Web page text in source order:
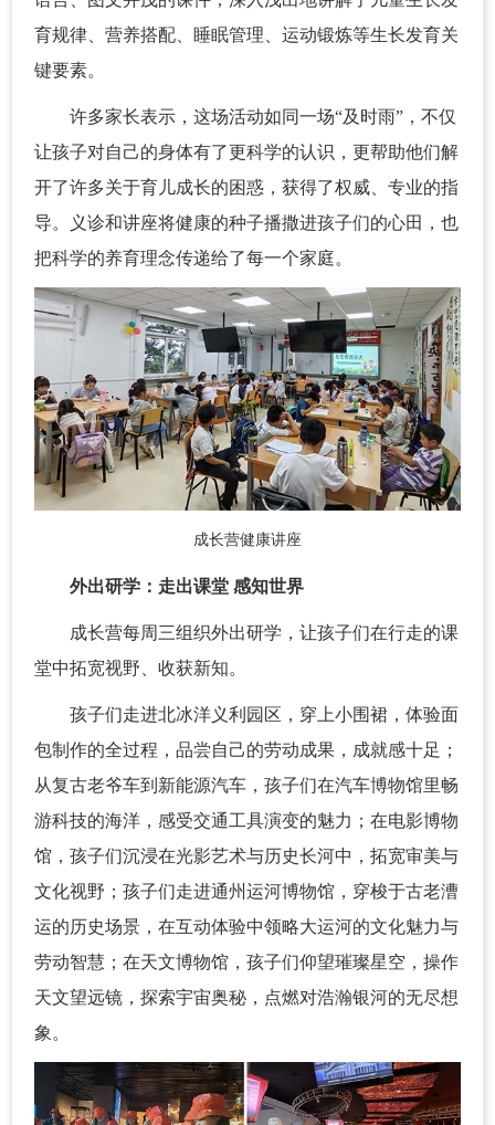
育规律、营养搭配、睡眠管理、运动锻炼等生长发育关
键要素。
许多家长表示，这场活动如同一场“及时雨”，不仅
让孩子对自己的身体有了更科学的认识，更帮助他们解
开了许多关于育儿成长的困惑，获得了权威、专业的指
导。义诊和讲座将健康的种子播撒进孩子们的心田，也
把科学的养育理念传递给了每一个家庭。
成长营健康讲座
外出研学：走出课堂 感知世界
成长营每周三组织外出研学，让孩子们在行走的课
堂中拓宽视野、收获新知。
孩子们走进北冰洋义利园区，穿上小围裙，体验面
包制作的全过程，品尝自己的劳动成果，成就感十足；
从复古老爷车到新能源汽车，孩子们在汽车博物馆里畅
游科技的海洋，感受交通工具演变的魅力；在电影博物
馆，孩子们沉浸在光影艺术与历史长河中，拓宽审美与
文化视野；孩子们走进通州运河博物馆，穿梭于古老漕
运的历史场景，在互动体验中领略大运河的文化魅力与
劳动智慧；在天文博物馆，孩子们仰望璀璨星空，操作
天文望远镜，探索宇宙奥秘，点燃对浩瀚银河的无尽想
象。